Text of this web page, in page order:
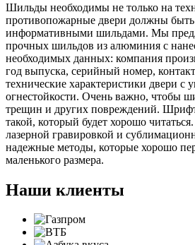
Шильды необходимы не только на
противопожарные двери должны
информативными шильдами. Мы
прочных шильдов из алюминия с
необходимых данных: компания
год выпуска, серийный номер,
технические характеристики двери с
огнестойкости. Очень важно, чтобы
трещин и других повреждений.
такой, который будет хорошо
лазерной гравировкой и
надежные методы, которые хорошо
маленького размера.
Наши клиенты